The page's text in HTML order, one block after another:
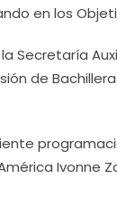
en los
Secretaría
de
Ivonne